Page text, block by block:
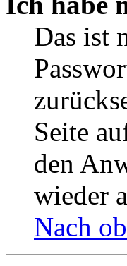
Das ist
Seite
den
wieder
Nach